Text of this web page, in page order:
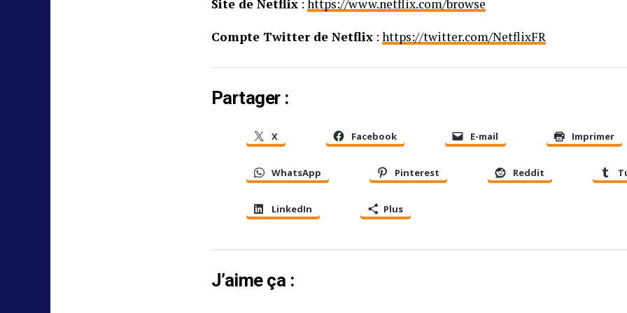
Site de Netflix : https://www.netflix.com/browse
Compte Twitter de Netflix : https://twitter.com/NetflixFR
Partager :
X Facebook E-mail Imprimer
WhatsApp Pinterest Reddit
LinkedIn Plus
J’aime ça :